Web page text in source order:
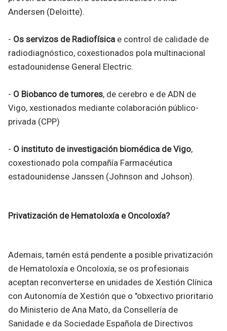
Andersen (Deloitte).
- Os servizos de Radiofísica e control de calidade de
radiodiagnóstico, coxestionados pola multinacional
estadounidense General Electric.
- O Biobanco de tumores, de cerebro e de ADN de
Vigo, xestionados mediante colaboración público-
privada (CPP)
- O instituto de investigación biomédica de Vigo,
coxestionado pola compañía Farmacéutica
estadounidense Janssen (Johnson and Johson).
Privatización de Hematoloxía e Oncoloxía?
Ademais, tamén está pendente a posible privatización
de Hematoloxía e Oncoloxía, se os profesionais
aceptan reconverterse en unidades de Xestión Clínica
con Autonomía de Xestión que o "obxectivo prioritario
do Ministerio de Ana Mato, da Consellería de
Sanidade e da Sociedade Española de Directivos